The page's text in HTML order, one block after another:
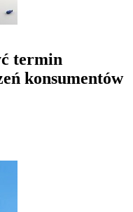
termin
konsumentów